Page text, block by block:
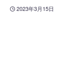
2023年3月15日